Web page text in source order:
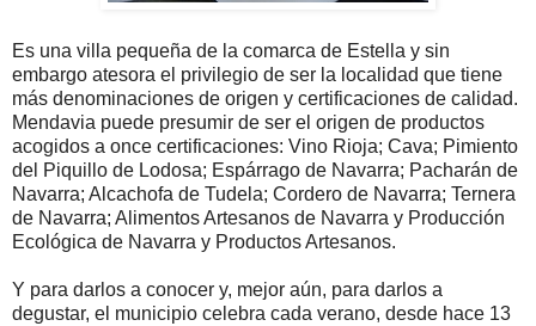
Es una villa pequeña de la comarca de Estella y sin
embargo atesora el privilegio de ser la localidad que tiene
más denominaciones de origen y certificaciones de calidad.
Mendavia puede presumir de ser el origen de productos
acogidos a once certificaciones: Vino Rioja; Cava; Pimiento
del Piquillo de Lodosa; Espárrago de Navarra; Pacharán de
Navarra; Alcachofa de Tudela; Cordero de Navarra; Ternera
de Navarra; Alimentos Artesanos de Navarra y Producción
Ecológica de Navarra y Productos Artesanos.
Y para darlos a conocer y, mejor aún, para darlos a
degustar, el municipio celebra cada verano, desde hace 13